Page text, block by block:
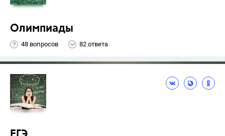
Олимпиады
48 вопросов 82 ответа